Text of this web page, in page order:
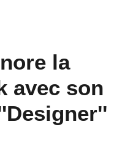
la
avec son